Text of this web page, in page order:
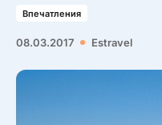
Впечатления
08.03.2017 Estravel